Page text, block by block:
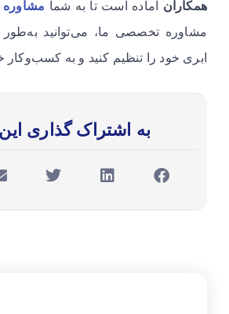
همکاران آماده است تا به شما مشاوره
مشاوره تخصصی ما، می‌توانید
ابری خود را تنظیم کنید و به کسب‌وکار
به اشتراک گذاری